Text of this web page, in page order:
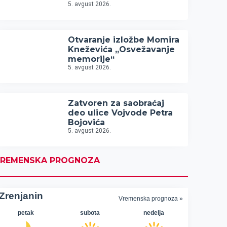
5. avgust 2026.
Otvaranje izložbe Momira
Kneževića „Osvežavanje
memorije“
5. avgust 2026.
Zatvoren za saobraćaj
deo ulice Vojvode Petra
Bojovića
5. avgust 2026.
PROGNOZA